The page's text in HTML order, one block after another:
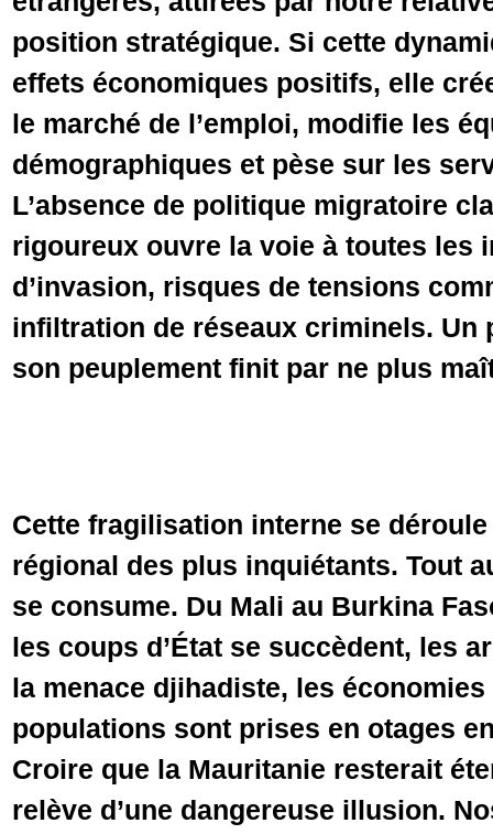
position stratégique. Si cette
effets économiques positifs, elle
le marché de l’emploi, modifie les
démographiques et pèse sur les
L’absence de politique migratoire
rigoureux ouvre la voie à toutes les
d’invasion, risques de tensions
infiltration de réseaux criminels. Un
son peuplement finit par ne plus
Cette fragilisation interne se
régional des plus inquiétants. Tout
se consume. Du Mali au Burkina
les coups d’État se succèdent, les
la menace djihadiste, les économies
populations sont prises en otages
Croire que la Mauritanie resterait
relève d’une dangereuse illusion.